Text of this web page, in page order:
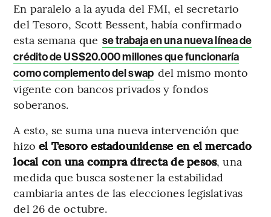
En paralelo a la ayuda del FMI, el secretario
del Tesoro, Scott Bessent, había confirmado
esta semana que se trabaja en una nueva línea de
crédito de US$20.000 millones que funcionaría
como complemento del swap del mismo monto
vigente con bancos privados y fondos
soberanos.
A esto, se suma una nueva intervención que
hizo el Tesoro estadounidense en el mercado
local con una compra directa de pesos, una
medida que busca sostener la estabilidad
cambiaria antes de las elecciones legislativas
del 26 de octubre.